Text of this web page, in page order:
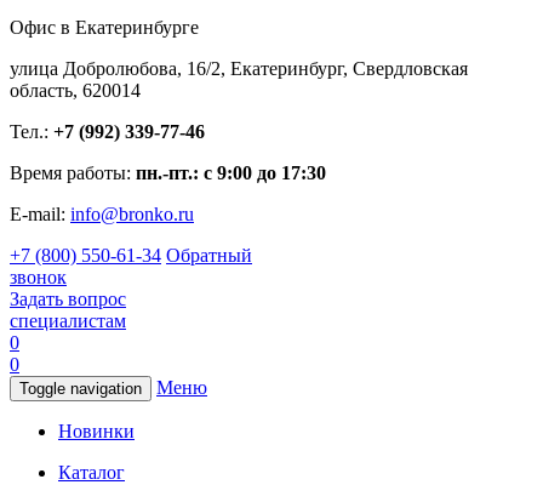
Офис в Екатеринбурге
улица Добролюбова, 16/2, Екатеринбург, Свердловская
область, 620014
Тел.: +7 (992) 339-77-46
Время работы: пн.-пт.: с 9:00 до 17:30
E-mail: info@bronko.ru
+7 (800) 550-61-34 Обратный
звонок
Задать вопрос
специалистам
0
0
Toggle navigation Меню
Новинки
Каталог